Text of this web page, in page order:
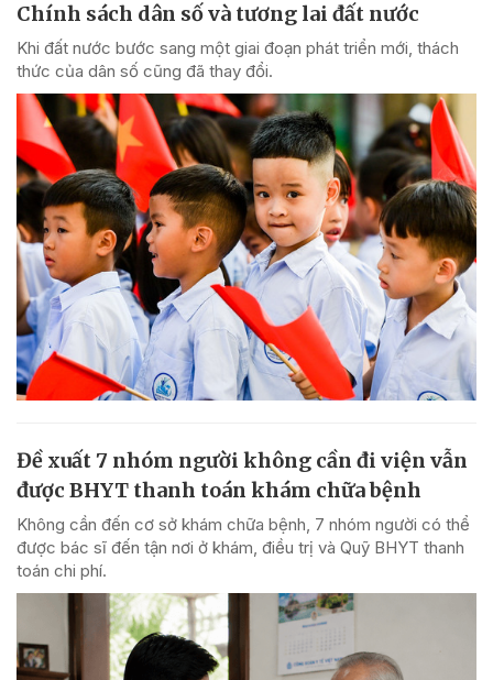
Chính sách dân số và tương lai đất nước
Khi đất nước bước sang một giai đoạn phát triển mới, thách
thức của dân số cũng đã thay đổi.
Đề xuất 7 nhóm người không cần đi viện vẫn
được BHYT thanh toán khám chữa bệnh
Không cần đến cơ sở khám chữa bệnh, 7 nhóm người có thể
được bác sĩ đến tận nơi ở khám, điều trị và Quỹ BHYT thanh
toán chi phí.